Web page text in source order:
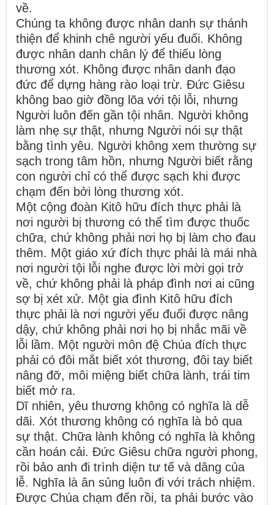
về.
Chúng ta không được nhân danh sự thánh
thiện để khinh chê người yếu đuối. Không
được nhân danh chân lý để thiếu lòng
thương xót. Không được nhân danh đạo
đức để dựng hàng rào loại trừ. Đức Giêsu
không bao giờ đồng lõa với tội lỗi, nhưng
Người luôn đến gần tội nhân. Người không
làm nhẹ sự thật, nhưng Người nói sự thật
bằng tình yêu. Người không xem thường sự
sạch trong tâm hồn, nhưng Người biết rằng
con người chỉ có thể được sạch khi được
chạm đến bởi lòng thương xót.
Một cộng đoàn Kitô hữu đích thực phải là
nơi người bị thương có thể tìm được thuốc
chữa, chứ không phải nơi họ bị làm cho đau
thêm. Một giáo xứ đích thực phải là mái nhà
nơi người tội lỗi nghe được lời mời gọi trở
về, chứ không phải là pháp đình nơi ai cũng
sợ bị xét xử. Một gia đình Kitô hữu đích
thực phải là nơi người yếu đuối được nâng
dậy, chứ không phải nơi họ bị nhắc mãi về
lỗi lầm. Một người môn đệ Chúa đích thực
phải có đôi mắt biết xót thương, đôi tay biết
nâng đỡ, môi miệng biết chữa lành, trái tim
biết mở ra.
Dĩ nhiên, yêu thương không có nghĩa là dễ
dãi. Xót thương không có nghĩa là bỏ qua
sự thật. Chữa lành không có nghĩa là không
cần hoán cải. Đức Giêsu chữa người phong,
rồi bảo anh đi trình diện tư tế và dâng của
lễ. Nghĩa là ân sủng luôn đi với trách nhiệm.
Được Chúa chạm đến rồi, ta phải bước vào